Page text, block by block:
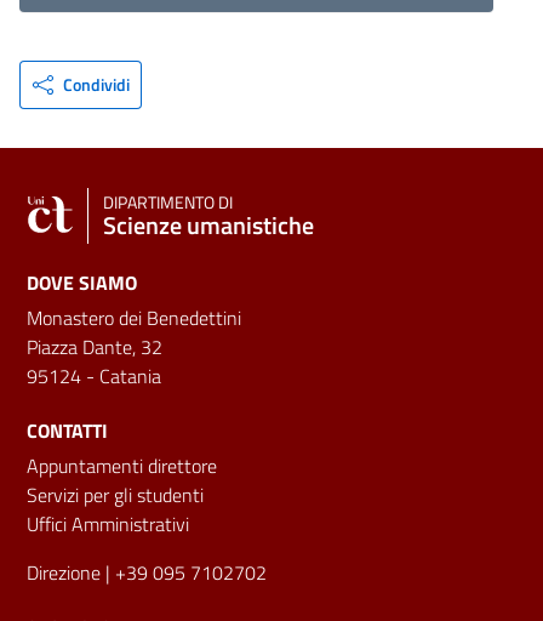
Condividi
DIPARTIMENTO DI
Scienze umanistiche
DOVE SIAMO
Monastero dei Benedettini
Piazza Dante, 32
95124 - Catania
CONTATTI
Appuntamenti direttore
Servizi per gli studenti
Uffici Amministrativi
Direzione | +39 095 7102702